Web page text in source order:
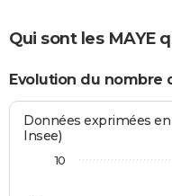
Qui sont les MAYE
Evolution du nombre
Données exprimées
Insee)
10